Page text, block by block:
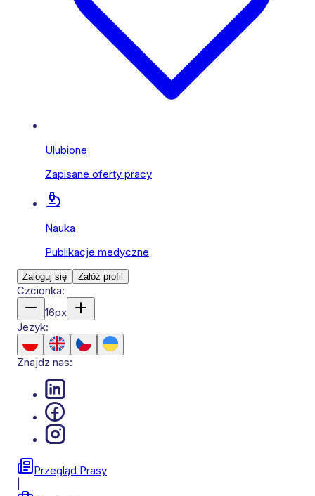
Ulubione
Zapisane oferty pracy
Nauka
Publikacje medyczne
Zaloguj się Załóż profil
Czcionka:
16px
Jezyk:
Znajdz nas:
Przegląd Prasy